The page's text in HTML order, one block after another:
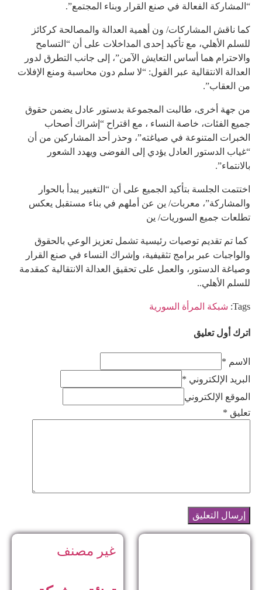
“المشاركة الفعالة في صنع القرار وبناء المجتمع”.
كما ناقش المشاركات/ ون أهمية العدالة والمصالحة كركائز
للسلم الأهلي، مع تأكيد إحدى المداخلات على أن “التسامح
والاحترام هما أساس التعايش الآمن”، إلى جانب التطرق لدور
العدالة الانتقالية عبر القول: “لا سلم دون محاسبة ومنع الإفلات
من العقاب”.
من جهة أخرى، طالبت المجموعة بدستور عادل يضمن حقوق
جميع الفئات، خاصة النساء ، مع اقتراح “إشراك أصحاب
الخبرات المتنوعة في صياغته”، وحذر أحد المشاركين من أن
“غياب الدستور العادل يؤدي إلى الفوضى ويهدد الشعور
بالانتماء”.
اختتمت الجلسة بتأكيد الجميع على أن “التغيير يبدأ بالحوار
والمشاركة”، معربات/ ين عن أملهم في بناء مستقبل يعكس
تطلعات جميع السوريات/ ين
كما تم تقديم توصيات رئيسية تشمل تعزيز الوعي بالحقوق
والواجبات عبر برامج تثقيفية، وإشراك النساء في صنع القرار
وصياغة الدستور، والعمل على تحقيق العدالة الانتقالية كمقدمة
للسلم الأهلي..
Tags: شبكة المرأة السورية
اترك أول تعليق
الاسم *
البريد الإلكتروني *
الموقع الإلكتروني
تعليق *
غير مصنف